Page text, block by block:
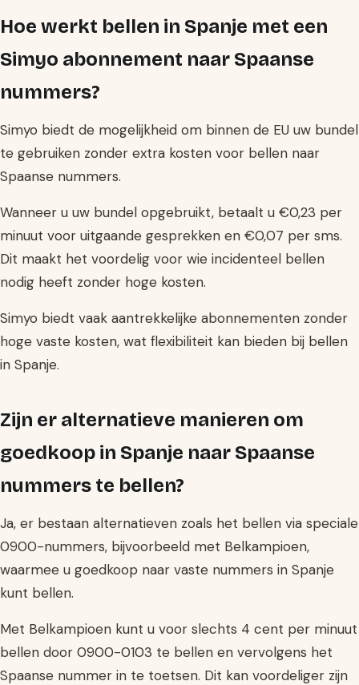
Hoe werkt bellen in Spanje met een
Simyo abonnement naar Spaanse
nummers?
Simyo biedt de mogelijkheid om binnen de EU uw bundel
te gebruiken zonder extra kosten voor bellen naar
Spaanse nummers.
Wanneer u uw bundel opgebruikt, betaalt u €0,23 per
minuut voor uitgaande gesprekken en €0,07 per sms.
Dit maakt het voordelig voor wie incidenteel bellen
nodig heeft zonder hoge kosten.
Simyo biedt vaak aantrekkelijke abonnementen zonder
hoge vaste kosten, wat flexibiliteit kan bieden bij bellen
in Spanje.
Zijn er alternatieve manieren om
goedkoop in Spanje naar Spaanse
nummers te bellen?
Ja, er bestaan alternatieven zoals het bellen via speciale
0900-nummers, bijvoorbeeld met Belkampioen,
waarmee u goedkoop naar vaste nummers in Spanje
kunt bellen.
Met Belkampioen kunt u voor slechts 4 cent per minuut
bellen door 0900-0103 te bellen en vervolgens het
Spaanse nummer in te toetsen. Dit kan voordeliger zijn